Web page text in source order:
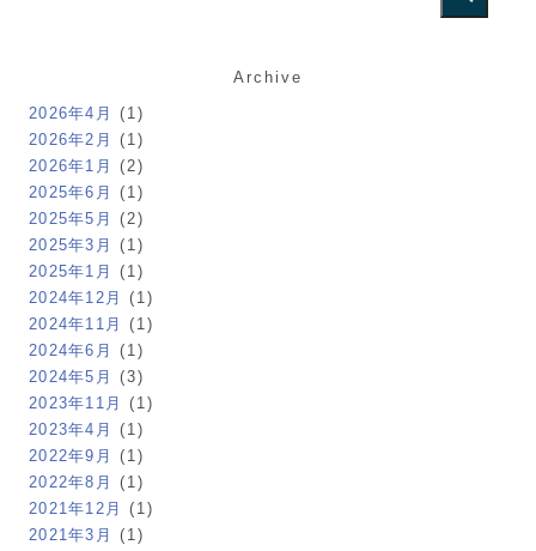
Archive
2026年4月
(1)
2026年2月
(1)
2026年1月
(2)
2025年6月
(1)
2025年5月
(2)
2025年3月
(1)
2025年1月
(1)
2024年12月
(1)
2024年11月
(1)
2024年6月
(1)
2024年5月
(3)
2023年11月
(1)
2023年4月
(1)
2022年9月
(1)
2022年8月
(1)
2021年12月
(1)
2021年3月
(1)